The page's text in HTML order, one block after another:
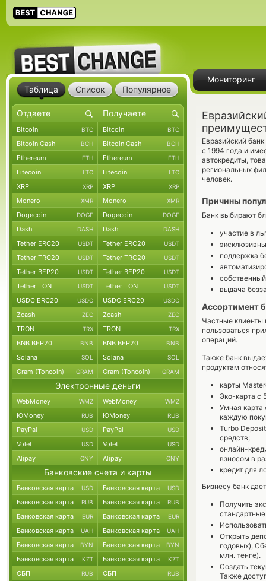
Мониторинг
Евразийский
с 1994 года и
автокредиты,
региональных
человек.
Причины
Банк выбирают
участие в
поддержка
выдача
Ассортимент
Частные клиенты
пользоваться
операций.
Также банк
продуктам
карты
Эко-карта с
Умная карта
каждую
Turbo
средств;
онлайн-
взносом в
кредит для
Бизнесу банк
Получить
Открыть
годовых),
млн. тенге).
Создать
Также
Таблица Список Популярное
Bitcoin BTC Bitcoin BTC
Bitcoin Cash BCH Bitcoin Cash BCH
Ethereum ETH Ethereum ETH
Litecoin LTC Litecoin LTC
XRP XRP XRP XRP
Monero XMR Monero XMR
Dogecoin DOGE Dogecoin DOGE
Dash DASH Dash DASH
Tether ERC20 USDT Tether ERC20 USDT
Tether TRC20 USDT Tether TRC20 USDT
Tether BEP20 USDT Tether BEP20 USDT
Tether TON USDT Tether TON USDT
USDC ERC20 USDC USDC ERC20 USDC
Zcash ZEC Zcash ZEC
TRON TRX TRON TRX
BNB BEP20 BNB BNB BEP20 BNB
Solana SOL Solana SOL
Gram (Toncoin) GRAM Gram (Toncoin) GRAM
Электронные деньги
WebMoney WMZ WebMoney WMZ
ЮMoney RUB ЮMoney RUB
PayPal USD PayPal USD
Volet USD Volet USD
Alipay CNY Alipay CNY
Банковские счета и карты
Банковская карта USD Банковская карта USD
Банковская карта RUB Банковская карта RUB
Банковская карта EUR Банковская карта EUR
Банковская карта UAH Банковская карта UAH
Банковская карта BYN Банковская карта BYN
Банковская карта KZT Банковская карта KZT
СБП RUB СБП RUB